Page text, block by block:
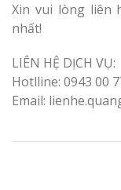
Xin vui lòng liên
nhất!
LIÊN HỆ DỊCH VỤ:
Hotlline: 0943 00
Email: